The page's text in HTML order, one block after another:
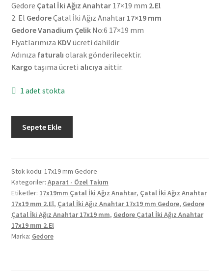
₺150,00.fiyat:
₺120,00.
Gedore Çatal İki Ağız Anahtar17×19 mm 2.El
2. El GedoreÇatal İki Ağız Anahtar 17×19 mm
Gedore Vanadium ÇelikNo:6 17×19 mm
Fiyatlarımıza KDVücreti dahildir
Adınıza faturalı olarak gönderilecektir.
Kargo taşıma ücreti alıcıya aittir.
1 adet stokta
Anahtar
17x19
mm
2.El
adet
Sepete Ekle
Stok kodu: 17x19 mm Gedore
Kategoriler: Aparat - Özel Takım
Etiketler: 17x19mm Çatal İki Ağız Anahtar, Çatal İki Ağız Anahtar
17x19 mm 2.El, Çatal İki Ağız Anahtar 17x19 mm Gedore, Gedore
Çatal İki Ağız Anahtar 17x19 mm, Gedore Çatal İki Ağız Anahtar
17x19 mm 2.El
Marka: Gedore